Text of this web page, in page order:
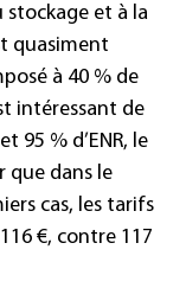
stockage et à la
quasiment
à 40 % de
intéressant de
95 % d’ENR, le
que dans le
cas, les tarifs
€, contre 117